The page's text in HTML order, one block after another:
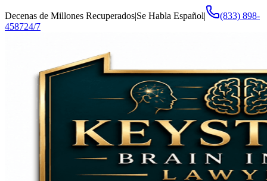
Decenas de Millones Recuperados|Se Habla Español|
(833) 898-
458724/7